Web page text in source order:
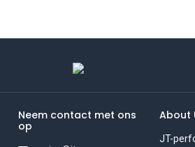
Neem contact met ons
op
About
JT-